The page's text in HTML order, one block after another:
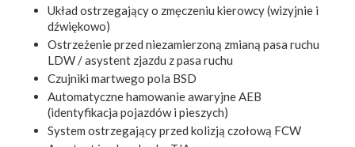
Układ ostrzegający o zmęczeniu kierowcy (wizyjnie i
dźwiękowo)
Ostrzeżenie przed niezamierzoną zmianą pasa ruchu
LDW / asystent zjazdu z pasa ruchu
Czujniki martwego pola BSD
Automatyczne hamowanie awaryjne AEB
(identyfikacja pojazdów i pieszych)
System ostrzegający przed kolizją czołową FCW